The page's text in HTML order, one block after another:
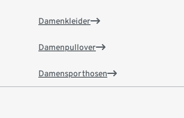
Damenkleider
Damenpullover
Damensporthosen